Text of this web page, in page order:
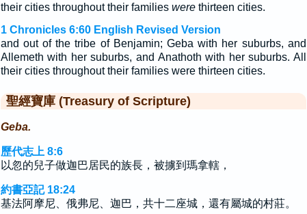
their cities throughout their families werethirteen cities.
1 Chronicles 6:60 English Revised Version
and out of the tribe of Benjamin; Geba with her suburbs, and
Allemeth with her suburbs, and Anathoth with her suburbs. All
their cities throughout their families were thirteen cities.
聖經寶庫 (Treasury of Scripture)
Geba.
歷代志上 8:6
以忽的兒子做迦巴居民的族長，被擄到瑪拿轄，
約書亞記 18:24
基法阿摩尼、俄弗尼、迦巴，共十二座城，還有屬城的村莊。